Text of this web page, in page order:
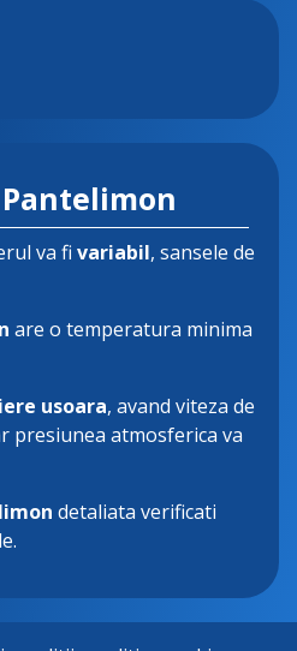
va fi variabil, sansele de
are o temperatura minima
usoara, avand viteza de
presiunea atmosferica va
detaliata verificati